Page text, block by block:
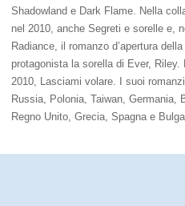
Shadowland e Dark Flame. Nella
nel 2010, anche Segreti e sorelle e,
Radiance, il romanzo d’apertura
protagonista la sorella di Ever,
2010, Lasciami volare. I suoi
Russia, Polonia, Taiwan, Germania,
Regno Unito, Grecia, Spagna e